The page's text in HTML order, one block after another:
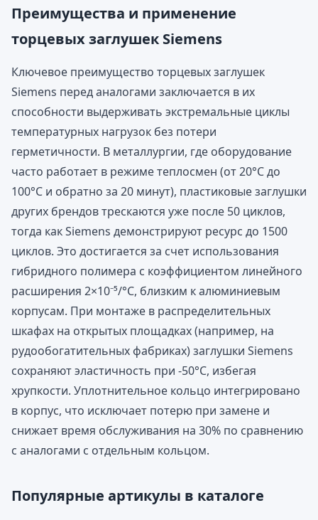
Преимущества и применение
торцевых заглушек Siemens
Ключевое преимущество торцевых заглушек
Siemens перед аналогами заключается в их
способности выдерживать экстремальные циклы
температурных нагрузок без потери
герметичности. В металлургии, где оборудование
часто работает в режиме теплосмен (от 20°C до
100°C и обратно за 20 минут), пластиковые заглушки
других брендов трескаются уже после 50 циклов,
тогда как Siemens демонстрируют ресурс до 1500
циклов. Это достигается за счет использования
гибридного полимера с коэффициентом линейного
расширения 2×10⁻⁵/°C, близким к алюминиевым
корпусам. При монтаже в распределительных
шкафах на открытых площадках (например, на
рудообогатительных фабриках) заглушки Siemens
сохраняют эластичность при -50°C, избегая
хрупкости. Уплотнительное кольцо интегрировано
в корпус, что исключает потерю при замене и
снижает время обслуживания на 30% по сравнению
с аналогами с отдельным кольцом.
Популярные артикулы в каталоге